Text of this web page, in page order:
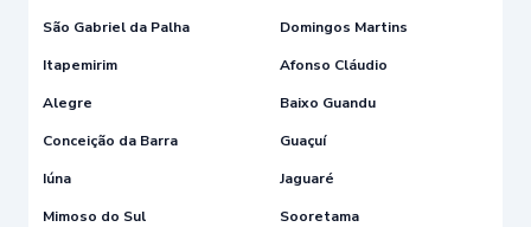
São Gabriel da Palha
Domingos Martins
Itapemirim
Afonso Cláudio
Alegre
Baixo Guandu
Conceição da Barra
Guaçuí
Iúna
Jaguaré
Mimoso do Sul
Sooretama